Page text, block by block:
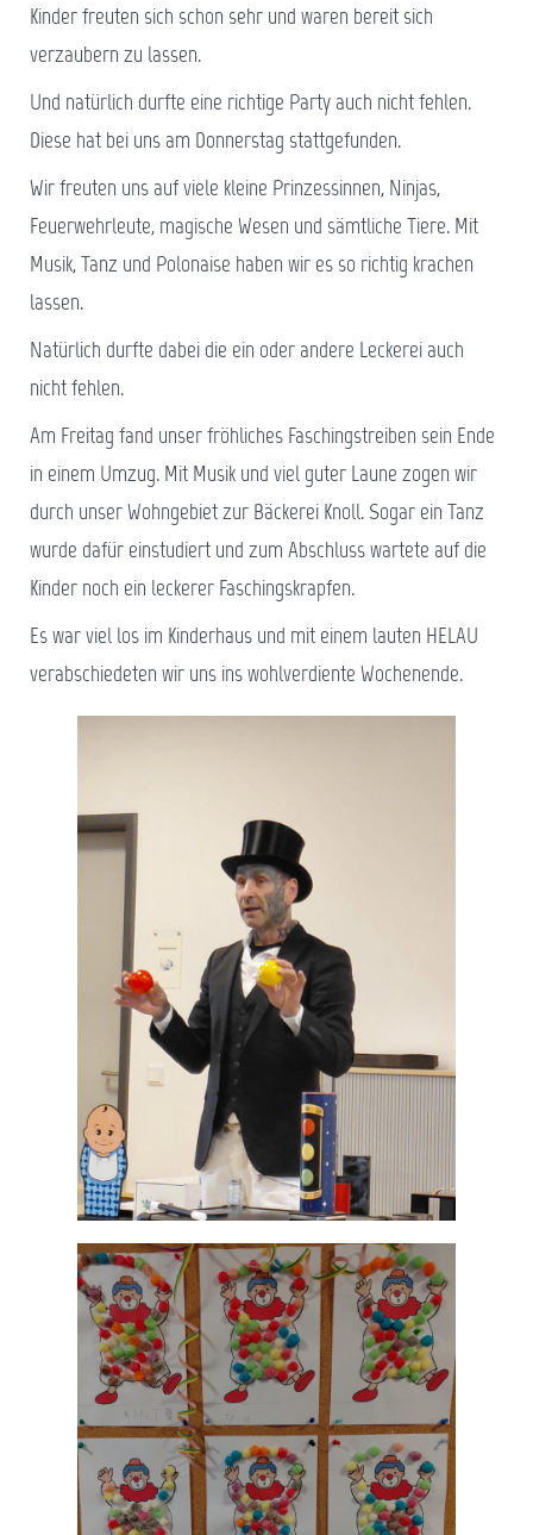
Kinder freuten sich schon sehr und waren bereit sich
verzaubern zu lassen.
Und natürlich durfte eine richtige Party auch nicht fehlen.
Diese hat bei uns am Donnerstag stattgefunden.
Wir freuten uns auf viele kleine Prinzessinnen, Ninjas,
Feuerwehrleute, magische Wesen und sämtliche Tiere. Mit
Musik, Tanz und Polonaise haben wir es so richtig krachen
lassen.
Natürlich durfte dabei die ein oder andere Leckerei auch
nicht fehlen.
Am Freitag fand unser fröhliches Faschingstreiben sein Ende
in einem Umzug. Mit Musik und viel guter Laune zogen wir
durch unser Wohngebiet zur Bäckerei Knoll. Sogar ein Tanz
wurde dafür einstudiert und zum Abschluss wartete auf die
Kinder noch ein leckerer Faschingskrapfen.
Es war viel los im Kinderhaus und mit einem lauten HELAU
verabschiedeten wir uns ins wohlverdiente Wochenende.